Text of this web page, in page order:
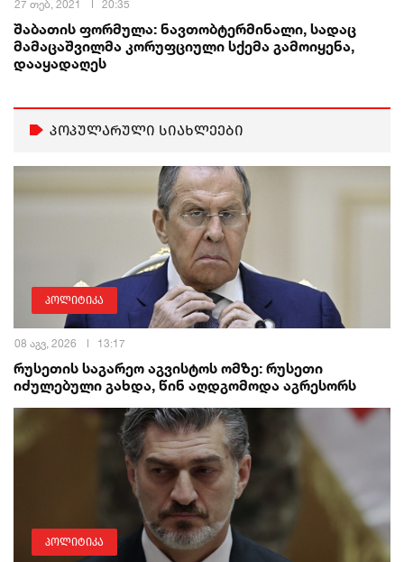
27 თებ, 2021 20:35
შაბათის ფორმულა: ნავთობტერმინალი, სადაც
მამაცაშვილმა კორუფციული სქემა გამოიყენა,
დააყადაღეს
პოპულარული სიახლეები
პოლიტიკა
08 აგვ, 2026 13:17
რუსეთის საგარეო აგვისტოს ომზე: რუსეთი
იძულებული გახდა, წინ აღდგომოდა აგრესორს
პოლიტიკა